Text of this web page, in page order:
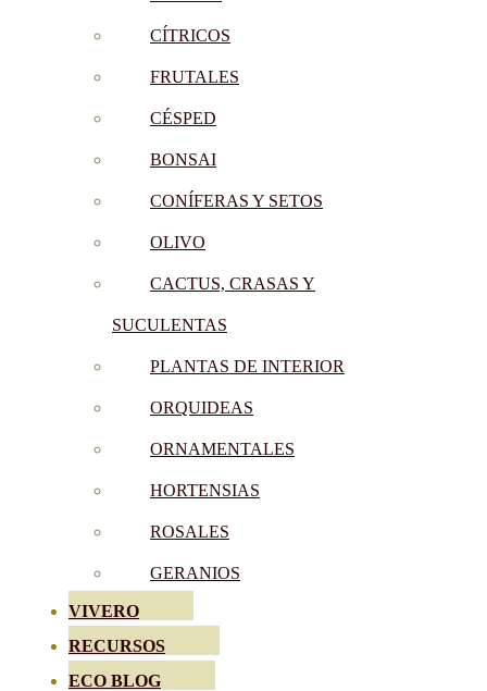
CÍTRICOS
FRUTALES
CÉSPED
BONSAI
CONÍFERAS Y SETOS
OLIVO
CACTUS, CRASAS Y
SUCULENTAS
PLANTAS DE INTERIOR
ORQUIDEAS
ORNAMENTALES
HORTENSIAS
ROSALES
GERANIOS
VIVERO
RECURSOS
ECO BLOG